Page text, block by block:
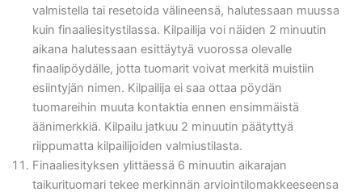
valmistella tai resetoida välineensä, halutessaan muussa
kuin finaaliesitystilassa. Kilpailija voi näiden 2 minuutin
aikana halutessaan esittäytyä vuorossa olevalle
finaalipöydälle, jotta tuomarit voivat merkitä muistiin
esiintyjän nimen. Kilpailija ei saa ottaa pöydän
tuomareihin muuta kontaktia ennen ensimmäistä
äänimerkkiä. Kilpailu jatkuu 2 minuutin päätyttyä
riippumatta kilpailijoiden valmiustilasta.
Finaaliesityksen ylittäessä 6 minuutin aikarajan
taikurituomari tekee merkinnän arviointilomakkeeseensa